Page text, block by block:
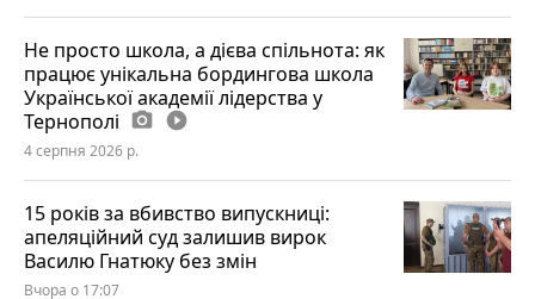
Не просто школа, а дієва спільнота: як
працює унікальна бордингова школа
Української академії лідерства у
Тернополі photo_camera play_circle_filled
4 серпня 2026 р.
15 років за вбивство випускниці:
апеляційний суд залишив вирок
Василю Гнатюку без змін
Вчора о 17:07